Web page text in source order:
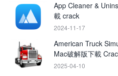
App Cleaner &
載 crack
2024-11-17
American Truck
Mac破解版下載
2025-04-10